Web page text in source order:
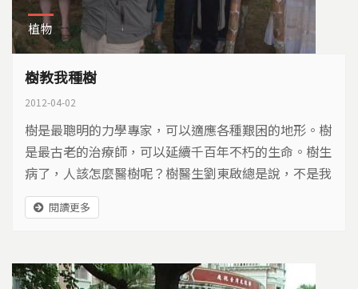
植物
樹教我種樹
2012-04-02
樹是最聰明的力學專家，可以適應各種艱困的地形。樹
是最古老的治療師，可以延續千百年不朽的生命。樹生
病了，人該怎麼醫樹呢？樹醫生劉東啟總是說，不是我
在醫樹，是樹在教我種樹。
閱讀更多